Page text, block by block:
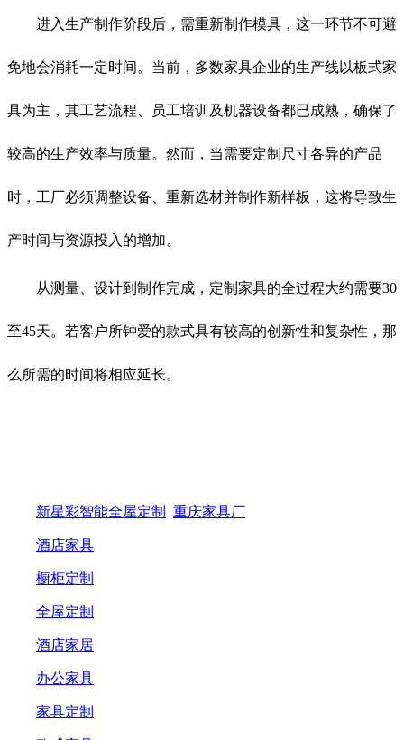
进入生产制作阶段后，需重新制作模具，这一环节不可避
免地会消耗一定时间。当前，多数家具企业的生产线以板式家
具为主，其工艺流程、员工培训及机器设备都已成熟，确保了
较高的生产效率与质量。然而，当需要定制尺寸各异的产品
时，工厂必须调整设备、重新选材并制作新样板，这将导致生
产时间与资源投入的增加。
从测量、设计到制作完成，定制家具的全过程大约需要30
至45天。若客户所钟爱的款式具有较高的创新性和复杂性，那
么所需的时间将相应延长。
新星彩智能全屋定制 重庆家具厂
酒店家具
橱柜定制
全屋定制
酒店家居
办公家具
家具定制